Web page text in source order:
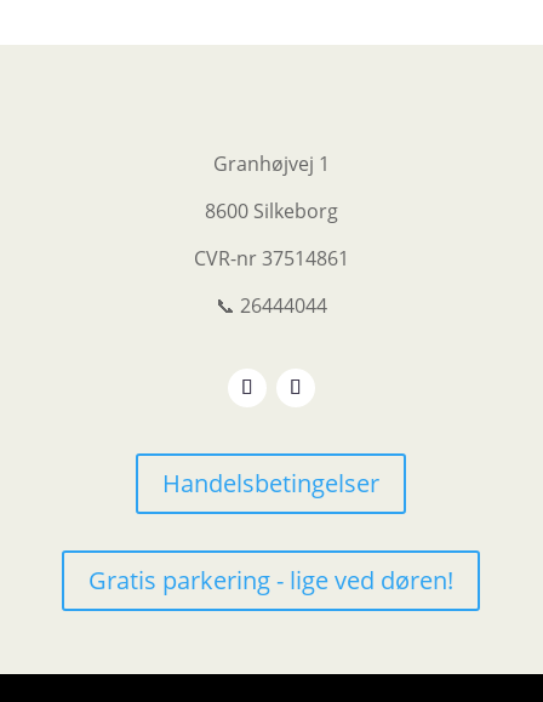
Granhøjvej 1
8600 Silkeborg
CVR-nr37514861
📞 26444044
Handelsbetingelser
Gratis parkering - lige ved døren!